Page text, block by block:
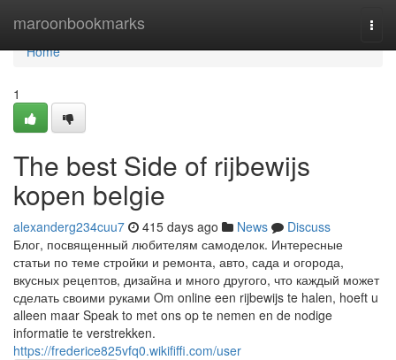
maroonbookmarks
Home
Home
1
The best Side of rijbewijs
kopen belgie
alexanderg234cuu7 415 days ago News
Discuss
Блог, посвященный любителям самоделок. Интересные
статьи по теме стройки и ремонта, авто, сада и огорода,
вкусных рецептов, дизайна и много другого, что каждый может
сделать своими руками Om online een rijbewijs te halen, hoeft u
alleen maar Speak to met ons op te nemen en de nodige
informatie te verstrekken.
https://frederice825vfq0.wikififfi.com/user